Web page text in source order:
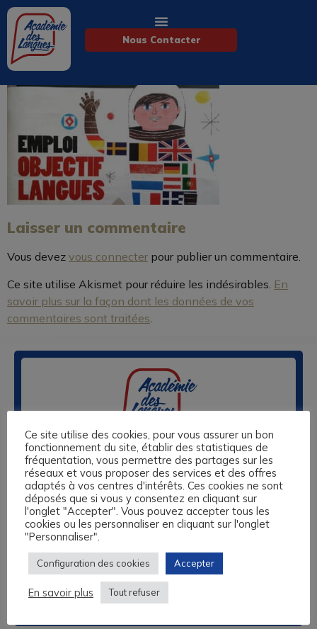
Nous Contacter
Laisser un commentaire
Vous devez vous connecter pour publier un commentaire.
Ce site utilise Akismet pour réduire les indésirables. En
savoir plus sur la façon dont les données de vos
commentaires sont traitées
Nos centres de formation sont basés à Caen, au Havre, à
Lisieux et à Rouen. Nous vous proposons des formations
sur-mesure en anglais, espagnol, allemand, italien, langue
des Signes et 13 autres langues, éligibles au Compte
Personnel de Formation, aux fonds de formation des
Travailleurs Non Salariés, et autres financements
L’Académie des Langues vous propose un audit
linguistique complet et gratuit et vous accompagne dans
l’ensemble de vos démarches administratives.
Ce site utilise des cookies, pour vous assurer un bon
fonctionnement du site, établir des statistiques de
fréquentation, vous permettre des partages sur les
réseaux et vous proposer des services et des offres
adaptés à vos centres d'intérêts. Ces cookies ne sont
déposés que si vous y consentez en cliquant sur
l'onglet "Accepter". Vous pouvez accepter tous les
cookies ou les personnaliser en cliquant sur l'onglet
"Personnaliser".
Configuration des cookies Accepter
En savoir plus Tout refuser